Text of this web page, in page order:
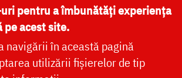
PENTRU CATEDRALA NAȚIONALĂ
pentru a îmbunătăți experiența
pe acest site.
navigării în această pagină
utilizării fișierelor de tip